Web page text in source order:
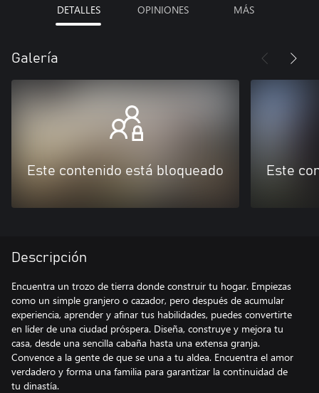
DETALLES OPINIONES MÁS
Galería
Este contenido está bloqueado Este
Descripción
Encuentra un trozo de tierra donde construir tu hogar. Empiezas
como un simple granjero o cazador, pero después de acumular
experiencia, aprender y afinar tus habilidades, puedes convertirte
en líder de una ciudad próspera. Diseña, construye y mejora tu
casa, desde una sencilla cabaña hasta una extensa granja.
Convence a la gente de que se una a tu aldea. Encuentra el amor
verdadero y forma una familia para garantizar la continuidad de
tu dinastía.